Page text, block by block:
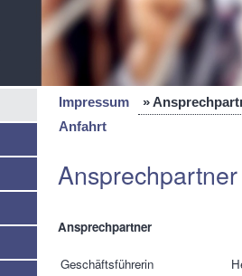
Impressum
Anfahrt
Ansprechpartner
Ansprechpartner
Geschäftsführerin